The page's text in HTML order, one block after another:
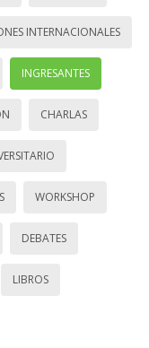
INTERNACIONALES
INGRESANTES
CHARLAS
WORKSHOP
DEBATES
LIBROS